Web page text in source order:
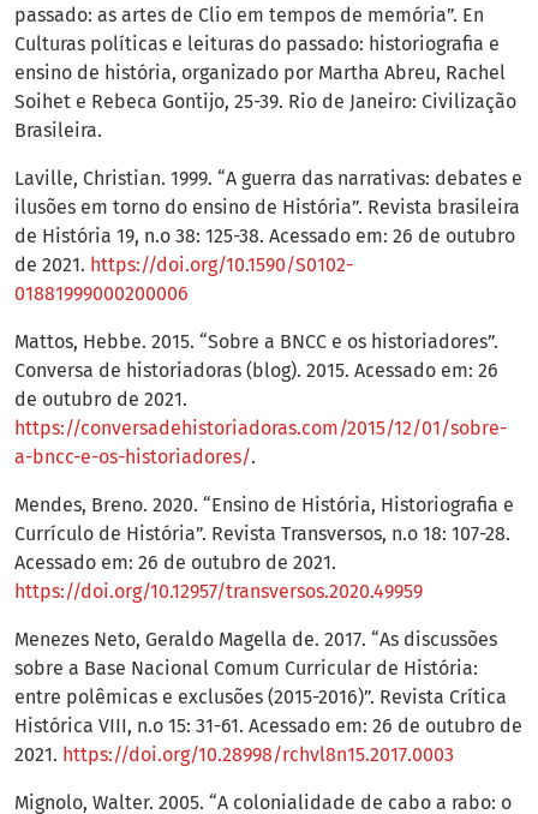
passado: as artes de Clio em tempos de memória”. En
Culturas políticas e leituras do passado: historiografia e
ensino de história, organizado por Martha Abreu, Rachel
Soihet e Rebeca Gontijo, 25-39. Rio de Janeiro: Civilização
Brasileira.
Laville, Christian. 1999. “A guerra das narrativas: debates e
ilusões em torno do ensino de História”. Revista brasileira
de História 19, n.o 38: 125-38. Acessado em: 26 de outubro
de 2021. https://doi.org/10.1590/S0102-
01881999000200006
Mattos, Hebbe. 2015. “Sobre a BNCC e os historiadores”.
Conversa de historiadoras (blog). 2015. Acessado em: 26
de outubro de 2021.
https://conversadehistoriadoras.com/2015/12/01/sobre-
a-bncc-e-os-historiadores/.
Mendes, Breno. 2020. “Ensino de História, Historiografia e
Currículo de História”. Revista Transversos, n.o 18: 107-28.
Acessado em: 26 de outubro de 2021.
https://doi.org/10.12957/transversos.2020.49959
Menezes Neto, Geraldo Magella de. 2017. “As discussões
sobre a Base Nacional Comum Curricular de História:
entre polêmicas e exclusões (2015-2016)”. Revista Crítica
Histórica VIII, n.o 15: 31-61. Acessado em: 26 de outubro de
2021. https://doi.org/10.28998/rchvl8n15.2017.0003
Mignolo, Walter. 2005. “A colonialidade de cabo a rabo: o